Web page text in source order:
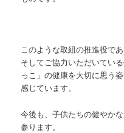
このような取組の推進役で
そしてご協力いただいてい
っこ」の健康を大切に思う
感じています。
今後も、子供たちの健やか
参ります。